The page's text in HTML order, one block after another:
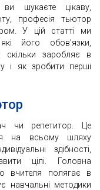
шукаєте цікаву,
професія тьютор
У цій статті ми
його обов’язки,
скільки заробляє в
і як зробити перші
чи репетитор. Це
на всьому шляху
здібності,
цілі. Головна
вчителя полягає в
навчальні методики